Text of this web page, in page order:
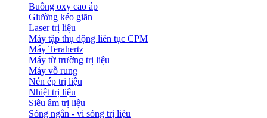
Buồng oxy cao áp
Giường kéo giãn
Laser trị liệu
Máy tập thụ động liên tục CPM
Máy Terahertz
Máy từ trường trị liệu
Máy vỗ rung
Nén ép trị liệu
Nhiệt trị liệu
Siêu âm trị liệu
Sóng ngắn - vi sóng trị liệu